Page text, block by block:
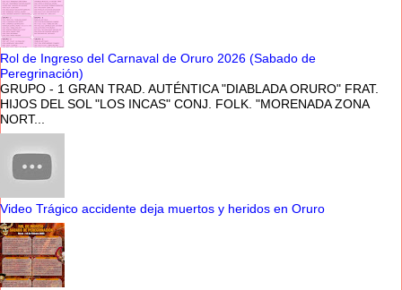
Rol de Ingreso del Carnaval de Oruro 2026 (Sabado de
Peregrinación)
GRUPO - 1 GRAN TRAD. AUTÉNTICA "DIABLADA ORURO" FRAT.
HIJOS DEL SOL "LOS INCAS" CONJ. FOLK. "MORENADA ZONA
NORT...
Video Trágico accidente deja muertos y heridos en Oruro